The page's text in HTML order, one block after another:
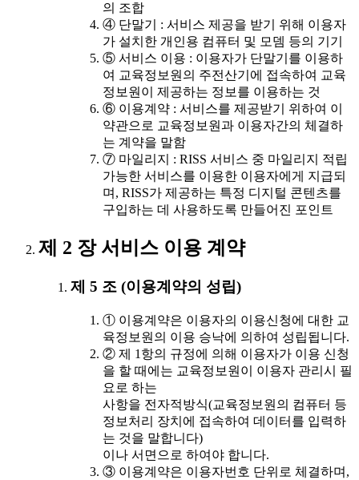
의 조합
④ 단말기 : 서비스 제공을 받기 위해 이용자
가 설치한 개인용 컴퓨터 및 모뎀 등의 기기
⑤ 서비스 이용 : 이용자가 단말기를 이용하
여 교육정보원의 주전산기에 접속하여 교육
정보원이 제공하는 정보를 이용하는 것
⑥ 이용계약 : 서비스를 제공받기 위하여 이
약관으로 교육정보원과 이용자간의 체결하
는 계약을 말함
⑦ 마일리지 : RISS 서비스 중 마일리지 적립
가능한 서비스를 이용한 이용자에게 지급되
며, RISS가 제공하는 특정 디지털 콘텐츠를
구입하는 데 사용하도록 만들어진 포인트
제 2 장 서비스 이용 계약
제 5 조 (이용계약의 성립)
① 이용계약은 이용자의 이용신청에 대한 교
육정보원의 이용 승낙에 의하여 성립됩니다.
② 제 1항의 규정에 의해 이용자가 이용 신청
을 할 때에는 교육정보원이 이용자 관리시 필
요로 하는
사항을 전자적방식(교육정보원의 컴퓨터 등
정보처리 장치에 접속하여 데이터를 입력하
는 것을 말합니다)
이나 서면으로 하여야 합니다.
③ 이용계약은 이용자번호 단위로 체결하며,